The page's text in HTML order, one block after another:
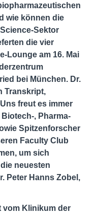
wie können die
Sektor
die vier
Lounge am 16. Mai
bei München. Dr.
Transkript,
freut es immer
, Pharma-
Spitzenforscher
Faculty Club
um sich
neuesten
Peter Hanns Zobel,
vom Klinikum der